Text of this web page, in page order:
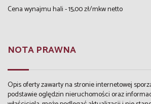
Cena wynajmu hali - 15,00 zł/mkw netto
NOTA PRAWNA
Opis oferty zawarty na stronie internetowej
podstawie oględzin nieruchomości oraz